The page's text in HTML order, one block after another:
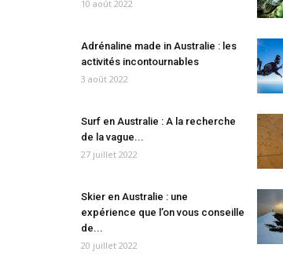
10 août 2022
Adrénaline made in Australie : les
activités incontournables
3 août 2022
Surf en Australie : A la recherche
de la vague...
27 juillet 2022
Skier en Australie : une
expérience que l’on vous conseille
de...
20 juillet 2022